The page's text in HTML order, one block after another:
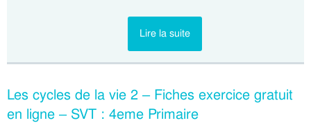
Lire la suite
Les cycles de la vie 2 – Fiches exercice gratuit
en ligne – SVT : 4eme Primaire